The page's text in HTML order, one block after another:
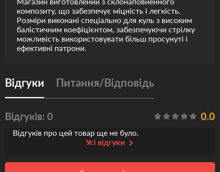
композиту, що забезпечує міцність і легкість.
Розміри виконані спеціально для куль з високим
балістичним коефіцієнтом, забезпечуючи стрілку
можливість використовувати більш просунуті і
ефективні патрони.
Відгуки Питання/Відповідь
Відгуків: 0 0.0
Відгуків про цей товар ще не було.
Усі відгуки